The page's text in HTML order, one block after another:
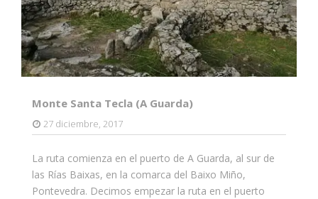
Monte Santa Tecla (A Guarda)
27 diciembre, 2017
La ruta comienza en el puerto de A Guarda, al sur de
las Rías Baixas, en la comarca del Baixo Miño,
Pontevedra. Decimos empezar la ruta en el puerto